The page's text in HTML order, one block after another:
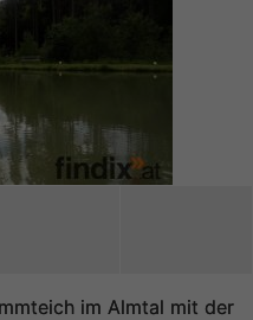
im Almtal mit der